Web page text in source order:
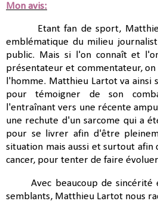
Mon avis:
Etant fan de sport,
emblématique du milieu
public. Mais si l'on connaît et
présentateur et commentateur,
l'homme. Matthieu Lartot va ainsi
pour témoigner de son
l'entraînant vers une récente
une rechute d'un sarcome qui a
pour se livrer afin d'être
situation mais aussi et surtout
cancer, pour tenter de faire évoluer
Avec beaucoup de sincérité
semblants, Matthieu Lartot nous